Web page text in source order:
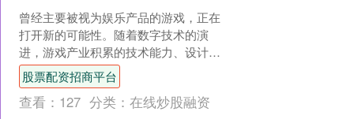
曾经主要被视为娱乐产品的游戏，正在
打开新的可能性。随着数字技术的演
进，游戏产业积累的技术能力、设计思
维与用户基础，开始系统性地溢出原有
边界，与医疗、教育、文旅、....
股票配资招商平台
查看： 127 分类： 在线炒股融资